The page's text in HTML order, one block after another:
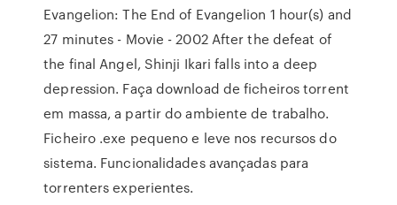
Evangelion: The End of Evangelion 1 hour(s) and
27 minutes - Movie - 2002 After the defeat of
the final Angel, Shinji Ikari falls into a deep
depression. Faça download de ficheiros torrent
em massa, a partir do ambiente de trabalho.
Ficheiro .exe pequeno e leve nos recursos do
sistema. Funcionalidades avançadas para
torrenters experientes.